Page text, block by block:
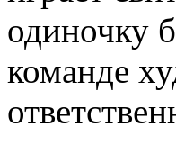
одиночку
команде